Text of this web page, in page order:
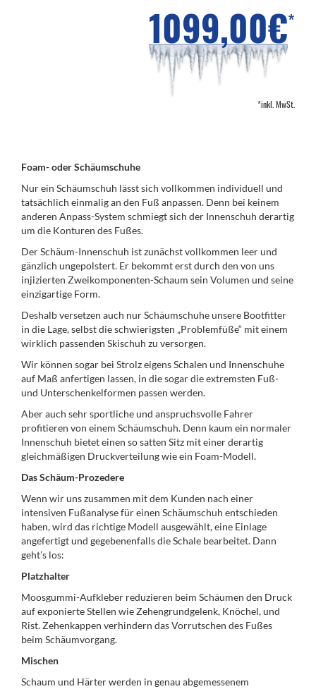
1099,00€*
*inkl. MwSt.
Foam- oder Schäumschuhe
Nur ein Schäumschuh lässt sich vollkommen individuell und
tatsächlich einmalig an den Fuß anpassen. Denn bei keinem
anderen Anpass-System schmiegt sich der Innenschuh derartig
um die Konturen des Fußes.
Der Schäum-Innenschuh ist zunächst vollkommen leer und
gänzlich ungepolstert. Er bekommt erst durch den von uns
injizierten Zweikomponenten-Schaum sein Volumen und seine
einzigartige Form.
Deshalb versetzen auch nur Schäumschuhe unsere Bootfitter
in die Lage, selbst die schwierigsten „Problemfüße“ mit einem
wirklich passenden Skischuh zu versorgen.
Wir können sogar bei Strolz eigens Schalen und Innenschuhe
auf Maß anfertigen lassen, in die sogar die extremsten Fuß-
und Unterschenkelformen passen werden.
Aber auch sehr sportliche und anspruchsvolle Fahrer
profitieren von einem Schäumschuh. Denn kaum ein normaler
Innenschuh bietet einen so satten Sitz mit einer derartig
gleichmäßigen Druckverteilung wie ein Foam-Modell.
Das Schäum-Prozedere
Wenn wir uns zusammen mit dem Kunden nach einer
intensiven Fußanalyse für einen Schäumschuh entschieden
haben, wird das richtige Modell ausgewählt, eine Einlage
angefertigt und gegebenenfalls die Schale bearbeitet. Dann
geht’s los:
Platzhalter
Moosgummi-Aufkleber reduzieren beim Schäumen den Druck
auf exponierte Stellen wie Zehengrundgelenk, Knöchel, und
Rist. Zehenkappen verhindern das Vorrutschen des Fußes
beim Schäumvorgang.
Mischen
Schaum und Härter werden in genau abgemessenem